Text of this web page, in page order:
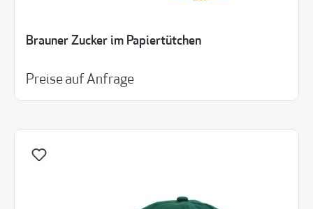
Brauner Zucker im Papiertütchen
Preise auf Anfrage